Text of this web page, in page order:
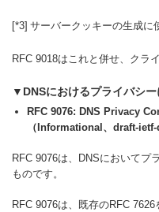
[*3] サーバークッキーの生成に
RFC 9018はこれと併せ、クラ
▼DNSにおけるプライバシ
RFC 9076: DNS Privacy
（Informational、draft-
RFC 9076は、DNSにおいてプ
ものです。
RFC 9076は、既存のRFC